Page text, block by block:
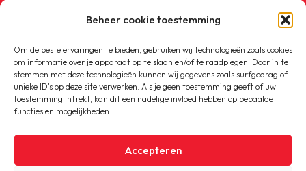
Beheer cookie toestemming
Om de beste ervaringen te bieden, gebruiken wij technologieën zoals cookies
om informatie over je apparaat op te slaan en/of te raadplegen. Door in te
stemmen met deze technologieën kunnen wij gegevens zoals surfgedrag of
unieke ID's op deze site verwerken. Als je geen toestemming geeft of uw
toestemming intrekt, kan dit een nadelige invloed hebben op bepaalde
functies en mogelijkheden.
Accepteren
ledenadministratie@afc.nl
Copyright © 2020-2026 AFC